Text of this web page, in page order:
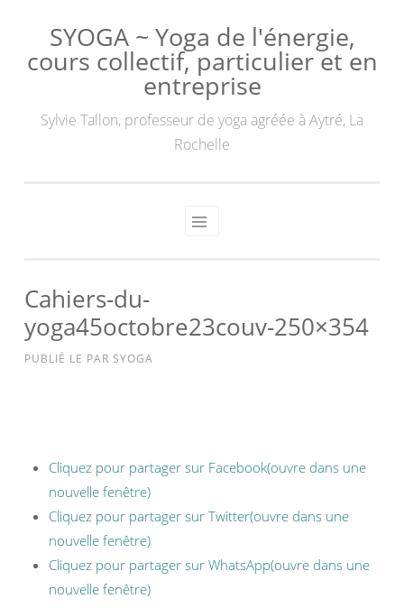
SYOGA ~ Yoga de l'énergie,
cours collectif, particulier et en
entreprise
Sylvie Tallon, professeur de yoga agréée à Aytré, La
Rochelle
Cahiers-du-
yoga45octobre23couv-250×354
PUBLIÉ LE PAR SYOGA
Cliquez pour partager sur Facebook(ouvre dans une
nouvelle fenêtre)
Cliquez pour partager sur Twitter(ouvre dans une
nouvelle fenêtre)
Cliquez pour partager sur WhatsApp(ouvre dans une
nouvelle fenêtre)